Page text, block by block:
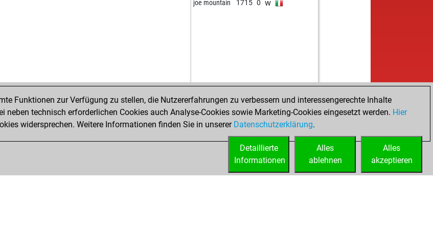
joe mountain 1715 0 w
Funktionen zur Verfügung zu stellen, die Nutzererfahrungen zu verbessern und interessengerechte Inhalte
technisch erforderlichen Cookies auch Analyse-Cookies sowie Marketing-Cookies eingesetzt werden. Hier
widersprechen. Weitere Informationen finden Sie in unserer Datenschutzerklärung.
Alles
akzeptieren
Alles
ablehnen
Detaillierte
Informationen